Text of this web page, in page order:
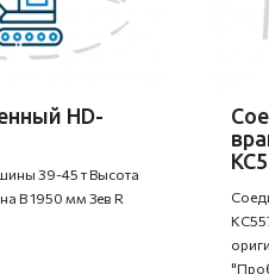
HD-
39-45 т Высота
B 1950 мм Зев R